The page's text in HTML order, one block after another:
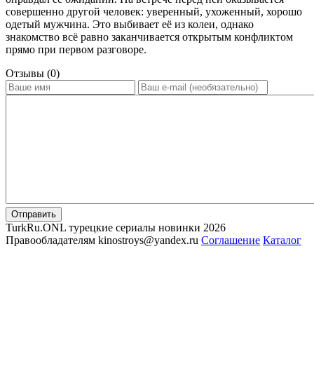
совершенно другой человек: уверенный, ухоженный, хорошо
одетый мужчина. Это выбивает её из колеи, однако
знакомство всё равно заканчивается открытым конфликтом
прямо при первом разговоре.
Отзывы (0)
Отправить
TurkRu.ONL турецкие сериалы новинки 2026
Правообладателям kinostroys@yandex.ru Соглашение Каталог